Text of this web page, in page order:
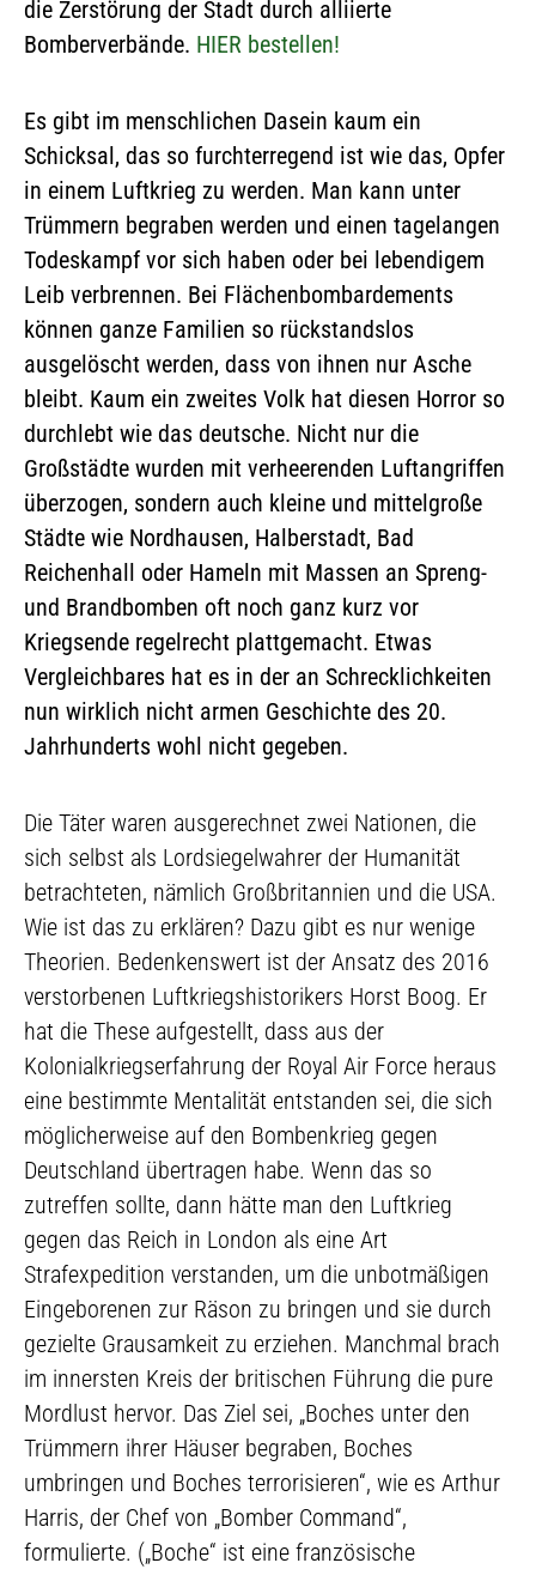
die Zerstörung der Stadt durch alliierte
Bomberverbände. HIER bestellen!
Es gibt im menschlichen Dasein kaum ein
Schicksal, das so furchterregend ist wie das, Opfer
in einem Luftkrieg zu werden. Man kann unter
Trümmern begraben werden und einen tagelangen
Todeskampf vor sich haben oder bei lebendigem
Leib verbrennen. Bei Flächenbombardements
können ganze Familien so rückstandslos
ausgelöscht werden, dass von ihnen nur Asche
bleibt. Kaum ein zweites Volk hat diesen Horror so
durchlebt wie das deutsche. Nicht nur die
Großstädte wurden mit verheerenden Luftangriffen
überzogen, sondern auch kleine und mittelgroße
Städte wie Nordhausen, Halberstadt, Bad
Reichenhall oder Hameln mit Massen an Spreng-
und Brandbomben oft noch ganz kurz vor
Kriegsende regelrecht plattgemacht. Etwas
Vergleichbares hat es in der an Schrecklichkeiten
nun wirklich nicht armen Geschichte des 20.
Jahrhunderts wohl nicht gegeben.
Die Täter waren ausgerechnet zwei Nationen, die
sich selbst als Lordsiegelwahrer der Humanität
betrachteten, nämlich Großbritannien und die USA.
Wie ist das zu erklären? Dazu gibt es nur wenige
Theorien. Bedenkenswert ist der Ansatz des 2016
verstorbenen Luftkriegshistorikers Horst Boog. Er
hat die These aufgestellt, dass aus der
Kolonialkriegserfahrung der Royal Air Force heraus
eine bestimmte Mentalität entstanden sei, die sich
möglicherweise auf den Bombenkrieg gegen
Deutschland übertragen habe. Wenn das so
zutreffen sollte, dann hätte man den Luftkrieg
gegen das Reich in London als eine Art
Strafexpedition verstanden, um die unbotmäßigen
Eingeborenen zur Räson zu bringen und sie durch
gezielte Grausamkeit zu erziehen. Manchmal brach
im innersten Kreis der britischen Führung die pure
Mordlust hervor. Das Ziel sei, „Boches unter den
Trümmern ihrer Häuser begraben, Boches
umbringen und Boches terrorisieren“, wie es Arthur
Harris, der Chef von „Bomber Command“,
formulierte. („Boche“ ist eine französische